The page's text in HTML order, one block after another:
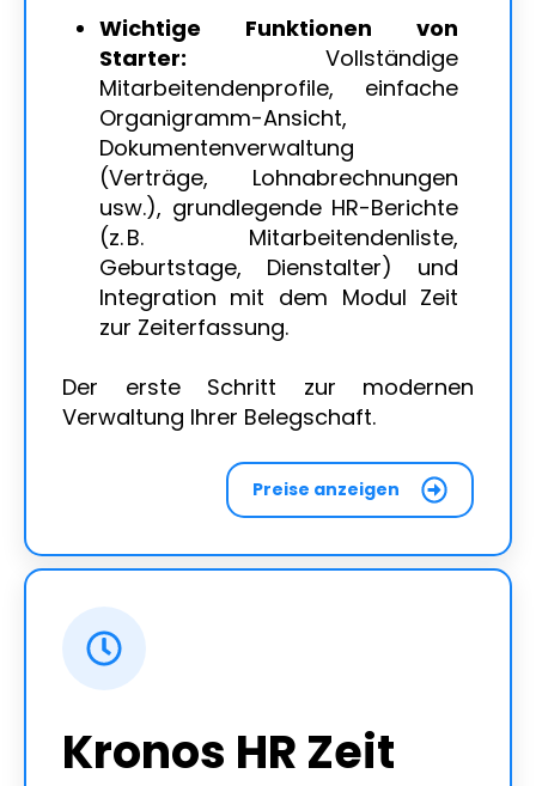
Wichtige Funktionen von
Starter: Vollständige
Mitarbeitendenprofile, einfache
Organigramm-Ansicht,
Dokumentenverwaltung
(Verträge, Lohnabrechnungen
usw.), grundlegende HR-Berichte
(z. B. Mitarbeitendenliste,
Geburtstage, Dienstalter) und
Integration mit dem Modul Zeit
zur Zeiterfassung.
Der erste Schritt zur modernen
Verwaltung Ihrer Belegschaft.
Preise anzeigen
Kronos HR Zeit